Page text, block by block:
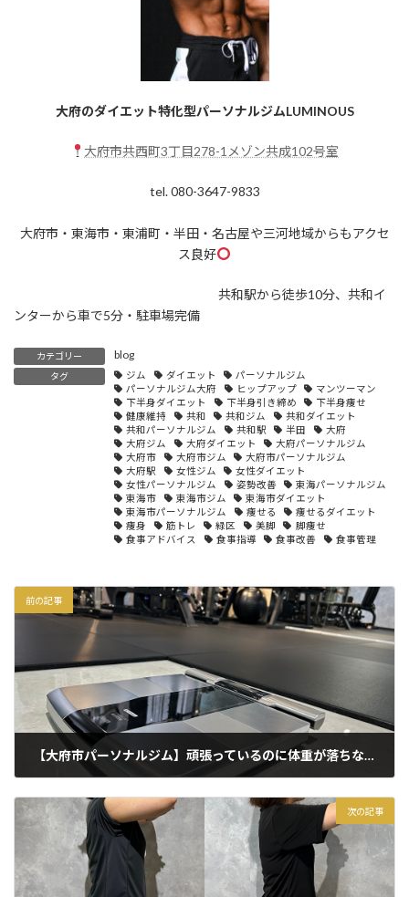
大府のダイエット特化型パーソナルジムLUMINOUS
大府市共西町3丁目278-1メゾン共成102号室
tel. 080-3647-9833
大府市・東海市・東浦町・半田・名古屋や三河地域からもアクセ
ス良好
共和駅から徒歩10分、共和イ
ンターから車で5分・駐車場完備
カテゴリー blog
タグ ジム ダイエット
パーソナルジム
パーソナルジム大府
ヒップアップ
マンツーマン
下半身ダイエット
下半身引き締め
下半身痩せ
健康維持
共和 共和ジム
共和ダイエット
共和パーソナルジム
共和駅 半田
大府
大府ジム
大府ダイエット
大府パーソナルジム
大府市
大府市ジム
大府市パーソナルジム
大府駅
女性ジム
女性ダイエット
女性パーソナルジム
姿勢改善
東海パーソナルジム
東海市
東海市ジム
東海市ダイエット
東海市パーソナルジム
痩せる
痩せるダイエット
痩身
筋トレ 緑区 美脚
脚痩せ
食事アドバイス
食事指導 食事改善 食事管理
前の記事
【大府市パーソナルジム】頑張っているのに体重が落ちない本当の原因
次の記事